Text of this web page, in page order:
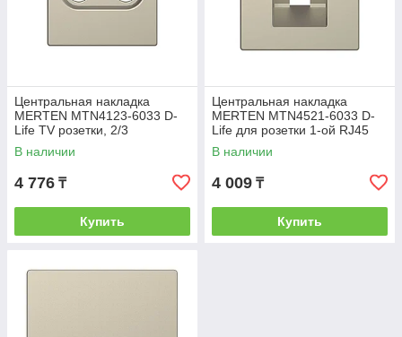
Центральная накладка
MERTEN MTN4123-6033 D-
Life TV розетки, 2/3
отверстий сахара
В наличии
4 776 ₸
Купить
Центральная накладка
MERTEN MTN4521-6033 D-
Life для розетки 1-ой RJ45
сахара
В наличии
4 009 ₸
Купить